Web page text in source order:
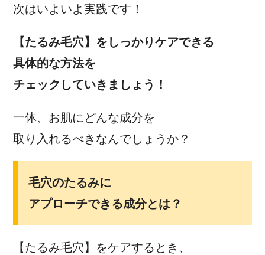
次はいよいよ実践です！
【たるみ毛穴】をしっかりケアできる
具体的な方法を
チェックしていきましょう！
一体、お肌にどんな成分を
取り入れるべきなんでしょうか？
毛穴のたるみに
アプローチできる成分とは？
【たるみ毛穴】をケアするとき、